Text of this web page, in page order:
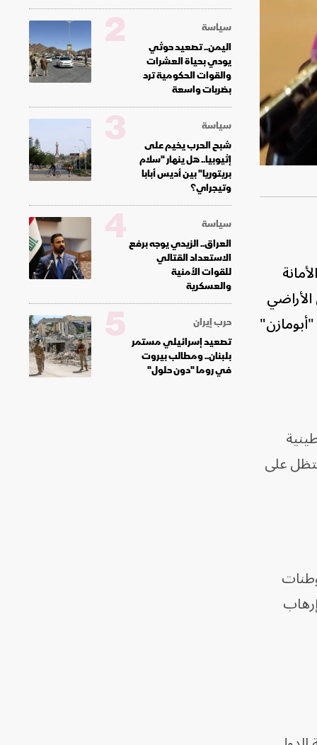
الأراضي
على
سياسة
اليمن.. تصعيد حوثي
يودي بحياة العشرات
والقوات الحكومية ترد
بضربات واسعة
2
سياسة
شبح الحرب يخيم على
إثيوبيا.. هل ينهار "سلام
بريتوريا" بين أديس أبابا
وتيجراي؟
3
سياسة
العراق.. الزيدي يوجه برفع
الاستعداد القتالي
للقوات الأمنية
والعسكرية
4
حرب إيران
تصعيد إسرائيلي مستمر
بلبنان.. ومطالب بيروت
في روما "دون حلول"
5